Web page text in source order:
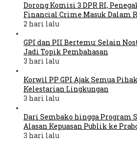
Dorong Komisi 3 DPR RI,
Financial Crime Masuk Dalam
2 hari lalu
GPI dan PII Bertemu: Selain
Jadi Topik Pembahasan
3 hari lalu
Korwil PP GPI Ajak Semua
Kelestarian Lingkungan
3 hari lalu
Dari Sembako hingga Program
Alasan Kepuasan Publik ke
3 hari lalu